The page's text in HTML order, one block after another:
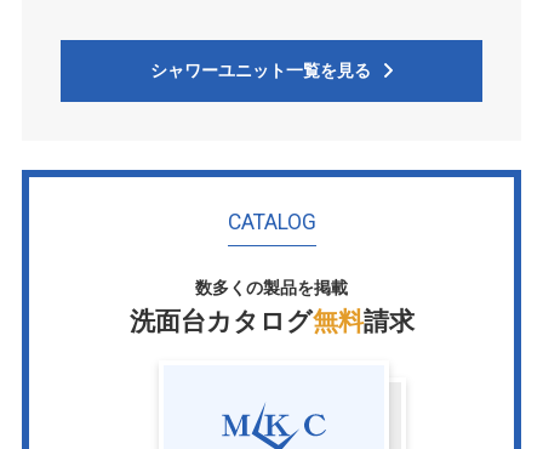
シャワーユニット一覧を見る
CATALOG
数多くの製品を掲載
洗面台カタログ無料請求